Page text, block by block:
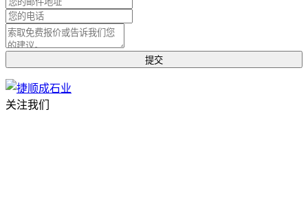
关注我们